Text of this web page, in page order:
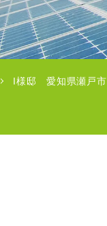
I様邸 愛知県瀬戸市